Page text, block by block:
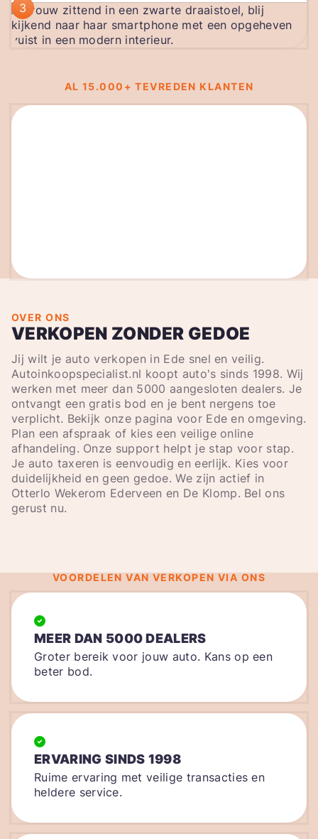
3
AL 15.000+ TEVREDEN KLANTEN
OVER ONS
VERKOPEN ZONDER GEDOE
Jij wilt je auto verkopen in Ede snel en veilig.
Autoinkoopspecialist.nl koopt auto's sinds 1998. Wij
werken met meer dan 5000 aangesloten dealers. Je
ontvangt een gratis bod en je bent nergens toe
verplicht. Bekijk onze pagina voor Ede en omgeving.
Plan een afspraak of kies een veilige online
afhandeling. Onze support helpt je stap voor stap.
Je auto taxeren is eenvoudig en eerlijk. Kies voor
duidelijkheid en geen gedoe. We zijn actief in
Otterlo Wekerom Ederveen en De Klomp. Bel ons
gerust nu.
VOORDELEN VAN VERKOPEN VIA ONS
MEER DAN 5000 DEALERS
Groter bereik voor jouw auto. Kans op een
beter bod.
ERVARING SINDS 1998
Ruime ervaring met veilige transacties en
heldere service.